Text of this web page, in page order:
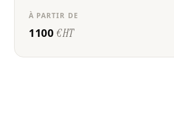
À PARTIR DE
1100€ HT